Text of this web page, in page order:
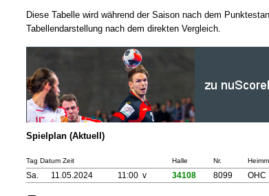
Diese Tabelle wird während der Saison nach dem
Tabellendarstellung nach dem direkten Vergleich.
Spielplan (Aktuell)
Tag Datum Zeit Halle Nr.
Sa. 11.05.2024 11:00 v 34108 8099 OHC